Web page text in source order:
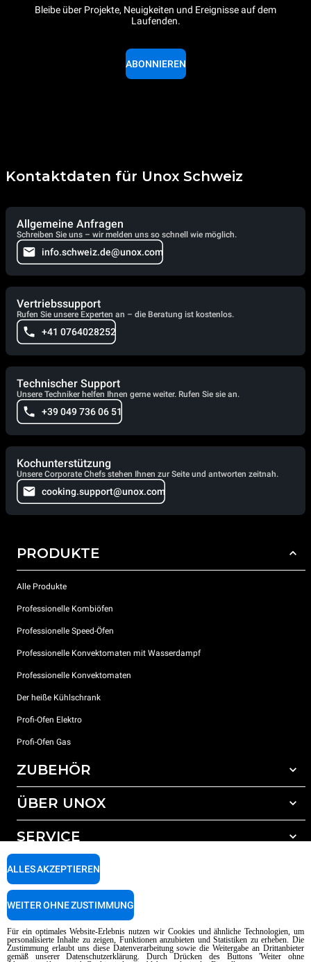
Bleibe über Projekte, Neuigkeiten und Ereignisse auf dem
Laufenden.
ABONNIEREN
Kontaktdaten für Unox Schweiz
Allgemeine Anfragen
Schreiben Sie uns – wir melden uns so schnell wie möglich.
info.schweiz.de@unox.com
Vertriebssupport
Rufen Sie unsere Experten an – die Beratung ist kostenlos.
+41 0764028252
Technischer Support
Unsere Techniker helfen Ihnen gerne weiter. Rufen Sie sie an.
+39 049 736 06 51
Kochunterstützung
Unsere Corporate Chefs stehen Ihnen zur Seite und antworten zeitnah.
cooking.support@unox.com
PRODUKTE
Alle Produkte
Professionelle Kombiöfen
Professionelle Speed-Öfen
Professionelle Konvektomaten mit Wasserdampf
Professionelle Konvektomaten
Der heiße Kühlschrank
Profi-Ofen Elektro
Profi-Ofen Gas
ZUBEHÖR
Gesamtes Zubehör
Wasseraufbereitung mit Kunstharzfiltern
Wasseraufbereitung durch Umkehrosmose
ÜBER UNOX
Unsere Standorte weltweit
SERVICE
Unox garantie
Händler Suche
Copyright 2026 UNOX SpA Alle Rechte vorbehalten. Reg. Imp. Padova n °
04230750285 - REA Padova 372835 - Kap. Soc. 5.000.000 € iv - P.IVA / CF
Für ein optimales Website-Erlebnis nutzen wir Cookies und ähnliche Technologien, um
personalisierte Inhalte zu zeigen, Funktionen anzubieten und Statistiken zu erheben. Die
Zustimmung erlaubt uns diese Datenverarbeitung sowie die Weitergabe an Drittanbieter
gemäß unserer Datenschutzerklärung. Durch Drücken des Buttons 'Weiter ohne
ALLES AKZEPTIEREN
WEITER OHNE ZUSTIMMUNG